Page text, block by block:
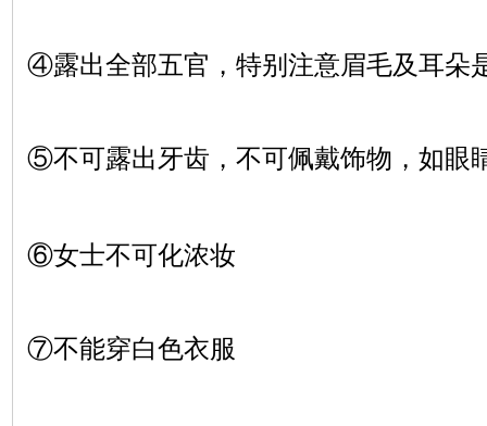
④露出全部五官，特别注意眉毛及耳朵
⑤不可露出牙齿，不可佩戴饰物，如眼
⑥女士不可化浓妆
⑦不能穿白色衣服